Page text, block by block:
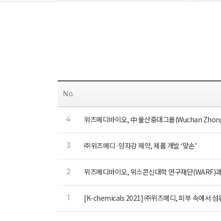
No.
4 위즈메디바이오, 中 물산중대그룹(Wuchan
3 ㈜위즈메디·양자강 제약, 제품 개발 ‘맞손’
2 위즈메디바이오, 위스콘신대학 연구재단(WARF)
1 [K-chemicals 2021] ㈜위즈메디, 피부 속에서 섬